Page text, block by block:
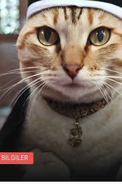
Hakkında 10 Bilgi
admin
Zamanlarda Kendinize
10 Cümle
admin
İnsanın Karakterini